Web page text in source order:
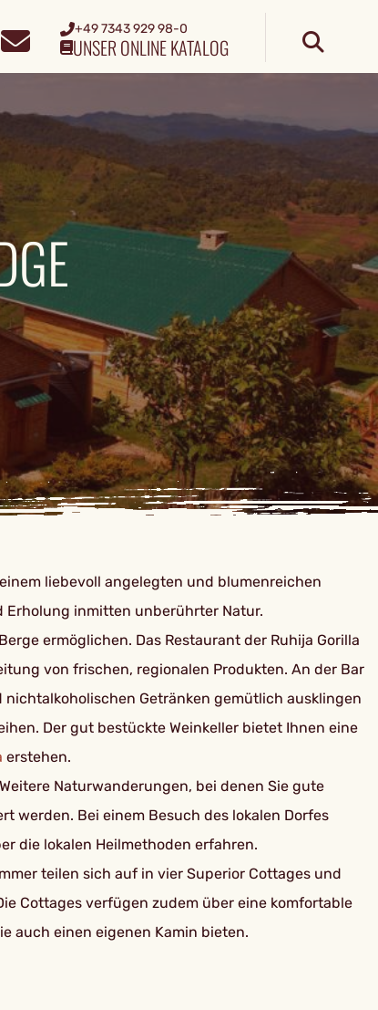
+49 7343 929 98-0
UNSER ONLINE KATALOG
liebevoll angelegten und blumenreichen
Erholung inmitten unberührter Natur.
ermöglichen. Das Restaurant der Ruhija Gorilla
von frischen, regionalen Produkten. An der Bar
Getränken gemütlich ausklingen
Der gut bestückte Weinkeller bietet Ihnen eine
erstehen.
Naturwanderungen, bei denen Sie gute
werden. Bei einem Besuch des lokalen Dorfes
die lokalen Heilmethoden erfahren.
teilen sich auf in vier Superior Cottages und
Cottages verfügen zudem über eine komfortable
auch einen eigenen Kamin bieten.